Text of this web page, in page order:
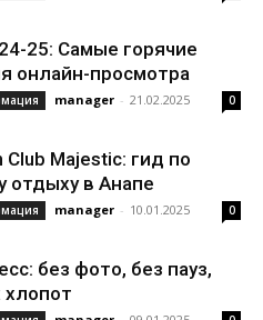
25: Самые горячие
онлайн-просмотра
manager - 21.02.2025 0
Club Majestic: гид по
отдыху в Анапе
manager - 10.01.2025 0
без фото, без пауз,